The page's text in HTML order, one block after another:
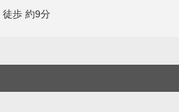
徒歩 約9分